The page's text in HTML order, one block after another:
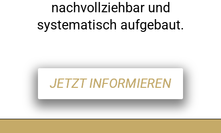
nachvollziehbar und
systematisch aufgebaut.
JETZT INFORMIEREN